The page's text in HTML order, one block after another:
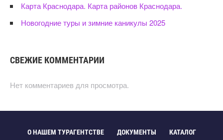
Карта Краснодара. Карта районов Краснодара.
Новогодние туры и зимние каникулы 2025
СВЕЖИЕ КОММЕНТАРИИ
Нет комментариев для просмотра.
О НАШЕМ ТУРАГЕНТСТВЕ ДОКУМЕНТЫ
КАТАЛОГ